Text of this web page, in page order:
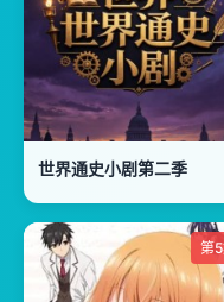
世界通史小剧第二季
第